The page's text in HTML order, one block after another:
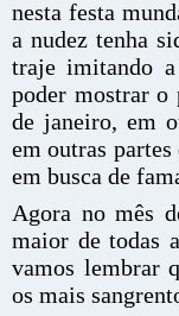
nesta festa
a nudez tenha
traje imitando
poder mostrar o
de janeiro, em
em outras
em busca de
Agora no mês
maior de todas
vamos lembrar
os mais